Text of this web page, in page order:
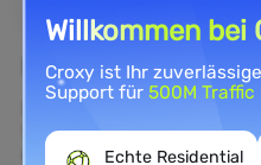
E-Commerce
Rufen Sie öffentliche E-
Wettbewerbsintelligenz
Commerce-Marktes zu
Willkommen bei
Croxy ist Ihr
Support für500M
Echte Residential